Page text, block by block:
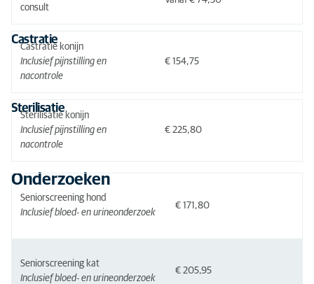
consult
Castratie
Castratie konijn
Inclusief pijnstilling en
nacontrole
€ 154,75
Sterilisatie
Sterilisatie konijn
Inclusief pijnstilling en
nacontrole
€ 225,80
Onderzoeken
Seniorscreening hond
Inclusief bloed- en urineonderzoek
€ 171,80
Seniorscreening kat
Inclusief bloed- en urineonderzoek
€ 205,95